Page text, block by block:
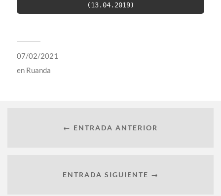
(13.04.2019)
07/02/2021
en Ruanda
← ENTRADA ANTERIOR
ENTRADA SIGUIENTE →